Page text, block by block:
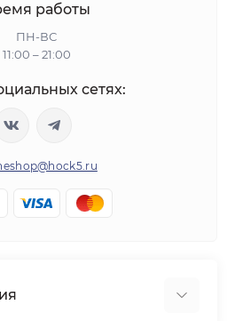
работы
ПН-ВС
11:00 – 21:00
сетях: